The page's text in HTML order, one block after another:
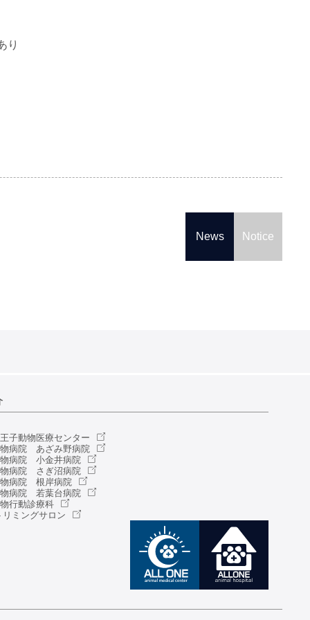
り
News Notice
子動物医療センター
物病院 あざみ野病院
物病院 小金井病院
物病院 さぎ沼病院
物病院 根岸病院
物病院 若葉台病院
行動診療科
ミングサロン